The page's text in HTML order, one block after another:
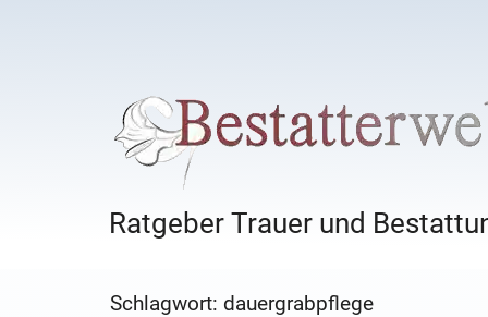
Ratgeber Trauer und
Schlagwort: dauergrabpflege